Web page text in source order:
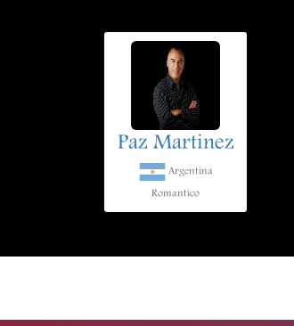
Paz Martinez
Argentina
Romantico